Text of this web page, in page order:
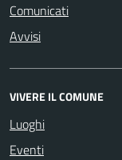
Comunicati
Avvisi
VIVERE IL COMUNE
Luoghi
Eventi